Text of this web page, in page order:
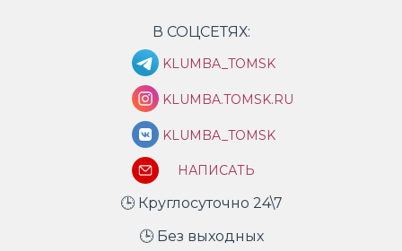
В СОЦСЕТЯХ:
KLUMBA_TOMSK
KLUMBA.TOMSK.RU
KLUMBA_TOMSK
НАПИСАТЬ
🕒 Круглосуточно 24\7
🕒 Без выходных